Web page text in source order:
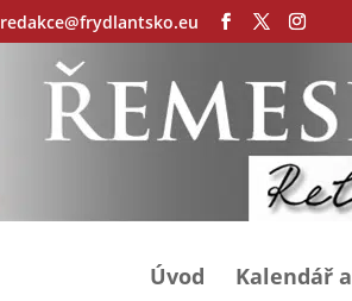
redakce@frydlantsko.eu
Úvod Kalendář